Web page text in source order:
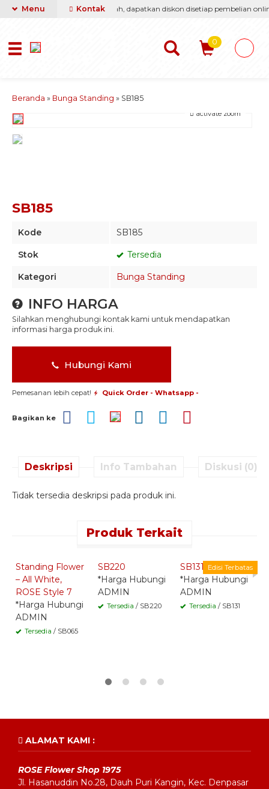
yang terbaik & termurah, dapatkan diskon disetiap pembelian
Menu Kontak
0
Beranda » Bunga Standing » SB185
activate zoom
SB185
Kode SB185
Stok Tersedia
Kategori Bunga Standing
INFO HARGA
Silahkan menghubungi kontak kami untuk mendapatkan
informasi harga produk ini.
Hubungi Kami
Pemesanan lebih cepat! Quick Order - Whatsapp -
Bagikan ke
Deskripsi Info Tambahan Diskusi (0)
Tidak tersedia deskripsi pada produk ini.
Produk Terkait
Standing Flower
– All White,
ROSE Style 7
*Harga Hubungi
ADMIN
Tersedia / SB065
Quick Order -
SB220
*Harga Hubungi
ADMIN
Tersedia / SB220
Edisi Terbatas
SB131
*Harga Hubungi
ADMIN
Tersedia / SB131
ALAMAT KAMI :
ROSE Flower Shop 1975
Jl. Hasanuddin No.28, Dauh Puri Kangin, Kec. Denpasar